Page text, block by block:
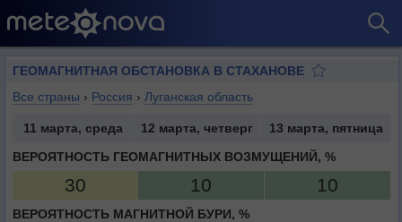
ГЕОМАГНИТНАЯ ОБСТАНОВКА В СТАХАНОВЕ
Все страны › Россия › Луганская область
11 марта, среда 12 марта, четверг
13 марта, пятница
ВЕРОЯТНОСТЬ ГЕОМАГНИТНЫХ ВОЗМУЩЕНИЙ, %
30 10 10
ВЕРОЯТНОСТЬ МАГНИТНОЙ БУРИ, %